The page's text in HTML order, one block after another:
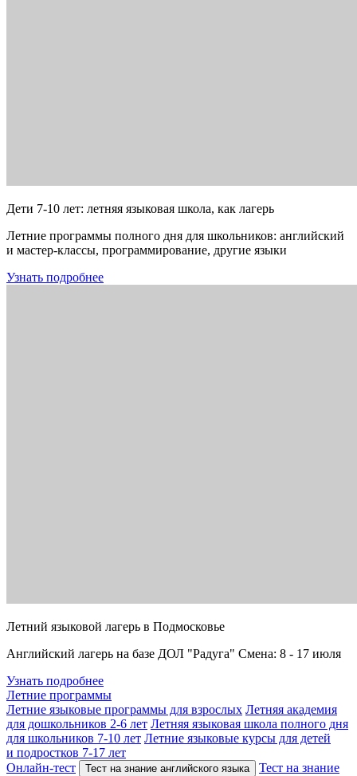
Дети 7-10 лет: летняя языковая школа, как лагерь
Летние программы полного дня для школьников: английский
и мастер-классы, программирование, другие языки
Узнать подробнее
Летний языковой лагерь в Подмосковье
Английский лагерь на базе ДОЛ "Радуга" Смена: 8 - 17 июля
Узнать подробнее
Летние программы
Летние языковые программы для взрослых Летняя академия
для дошкольников 2-6 лет Летняя языковая школа полного дня
для школьников 7-10 лет Летние языковые курсы для детей
и подростков 7-17 лет
Онлайн-тест
Тест на знание английского языка
Тест на знание